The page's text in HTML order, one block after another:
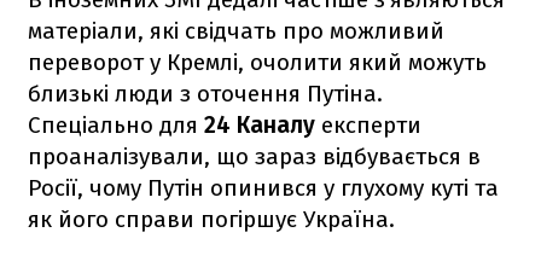
матеріали, які свідчать про можливий
переворот у Кремлі, очолити який можуть
близькі люди з оточення Путіна.
Спеціально для 24 Каналу експерти
проаналізували, що зараз відбувається в
Росії, чому Путін опинився у глухому куті та
як його справи погіршує Україна.